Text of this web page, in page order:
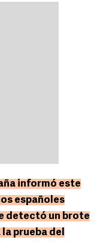
informó este
españoles
detectó un brote
prueba del